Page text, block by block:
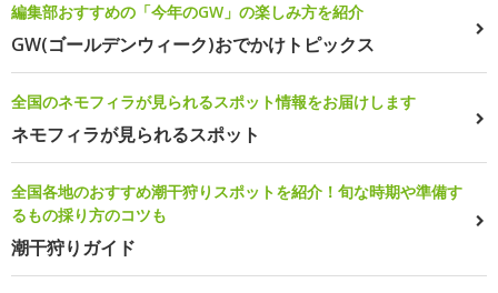
編集部おすすめの「今年のGW」の楽しみ方を紹介
GW(ゴールデンウィーク)おでかけトピックス
全国のネモフィラが見られるスポット情報をお届けします
ネモフィラが見られるスポット
全国各地のおすすめ潮干狩りスポットを紹介！旬な時期や準備す
るもの採り方のコツも
潮干狩りガイド